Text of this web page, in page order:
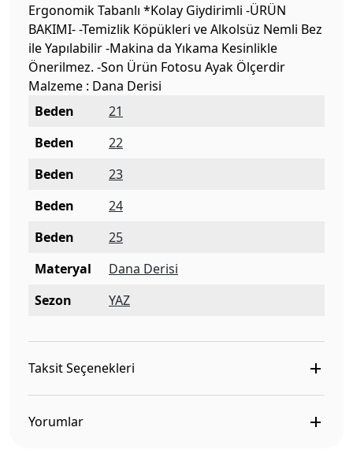
Ergonomik Tabanlı *Kolay Giydirimli -ÜRÜN
BAKIMI- -Temizlik Köpükleri ve Alkolsüz Nemli Bez
ile Yapılabilir -Makina da Yıkama Kesinlikle
Önerilmez. -Son Ürün Fotosu Ayak Ölçerdir
Malzeme : Dana Derisi
Beden
21
Beden
22
Beden
23
Beden
24
Beden
25
Materyal
Dana Derisi
Sezon
YAZ
Taksit Seçenekleri
Yorumlar